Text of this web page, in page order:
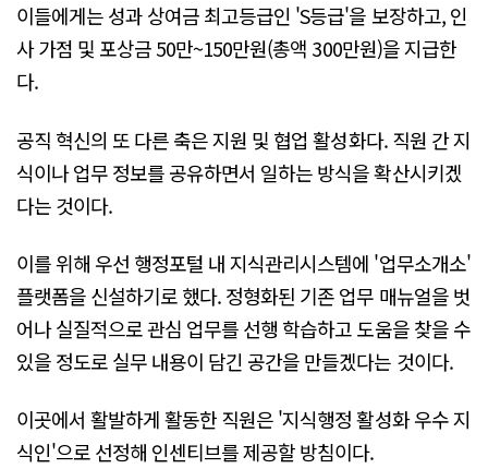
이들에게는 성과 상여금 최고등급인 'S등급'을 보장하고, 인
사 가점 및 포상금 50만~150만원(총액 300만원)을 지급한
다.
공직 혁신의 또 다른 축은 지원 및 협업 활성화다. 직원 간 지
식이나 업무 정보를 공유하면서 일하는 방식을 확산시키겠
다는 것이다.
이를 위해 우선 행정포털 내 지식관리시스템에 '업무소개소'
플랫폼을 신설하기로 했다. 정형화된 기존 업무 매뉴얼을 벗
어나 실질적으로 관심 업무를 선행 학습하고 도움을 찾을 수
있을 정도로 실무 내용이 담긴 공간을 만들겠다는 것이다.
이곳에서 활발하게 활동한 직원은 '지식행정 활성화 우수 지
식인'으로 선정해 인센티브를 제공할 방침이다.